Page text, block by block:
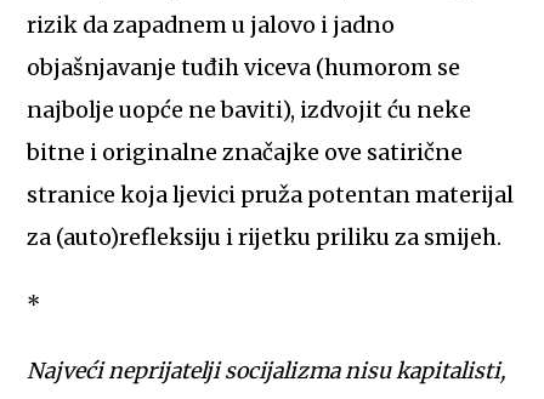
rizik da zapadnem u jalovo i jadno
objašnjavanje tuđih viceva (humorom se
najbolje uopće ne baviti), izdvojit ću neke
bitne i originalne značajke ove satirične
stranice koja ljevici pruža potentan materijal
za (auto)refleksiju i rijetku priliku za smijeh.
*
Najveći neprijatelji socijalizma nisu kapitalisti,